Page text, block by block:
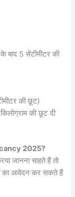
बाद 5 सेंटीमीटर की
की छूट)
की छूट दी
2025?
जानना चाहते हैं तो
का आवेदन कर सकते हैं